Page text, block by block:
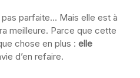
parfaite… Mais elle est à
meilleure. Parce que cette
chose en plus : elle
d’en refaire.